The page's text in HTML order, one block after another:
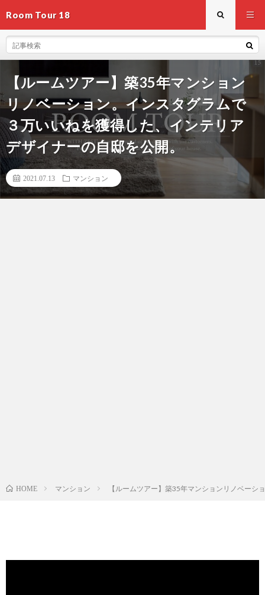
Room Tour 18
【ルームツアー】築35年マンション
リノベーション。インスタグラムで
３万いいねを獲得した、インテリア
デザイナーの自邸を公開。
2021.07.13 マンション
HOME マンション 【ルームツアー】築35年マンションリノベー